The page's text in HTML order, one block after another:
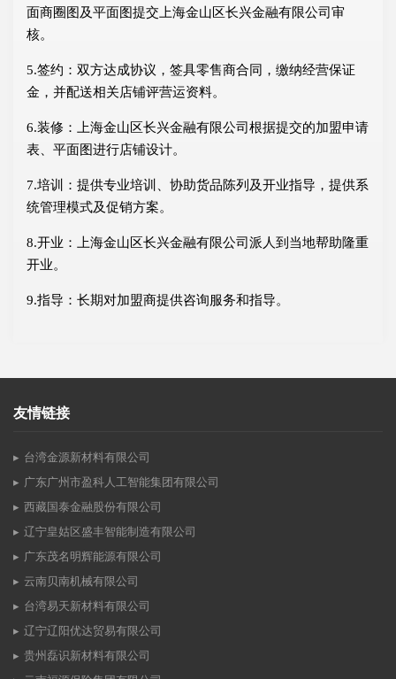
面商圈图及平面图提交上海金山区长兴金融有限公司审
核。
5.签约：双方达成协议，签具零售商合同，缴纳经营保证
金，并配送相关店铺评营运资料。
6.装修：上海金山区长兴金融有限公司根据提交的加盟申请
表、平面图进行店铺设计。
7.培训：提供专业培训、协助货品陈列及开业指导，提供系
统管理模式及促销方案。
8.开业：上海金山区长兴金融有限公司派人到当地帮助隆重
开业。
9.指导：长期对加盟商提供咨询服务和指导。
友情链接
台湾金源新材料有限公司
广东广州市盈科人工智能集团有限公司
西藏国泰金融股份有限公司
辽宁皇姑区盛丰智能制造有限公司
广东茂名明辉能源有限公司
云南贝南机械有限公司
台湾易天新材料有限公司
辽宁辽阳优达贸易有限公司
贵州磊识新材料有限公司